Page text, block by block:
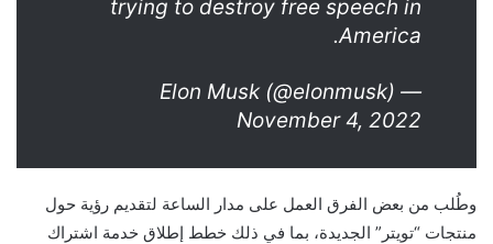
trying to destroy free speech in
America.
— Elon Musk (@elonmusk)
November 4, 2022
وطُلب من بعض الفرق العمل على مدار الساعة لتقديم رؤية حول
منتجات “تويتر” الجديدة، بما في ذلك خطط إطلاق خدمة اشتراك